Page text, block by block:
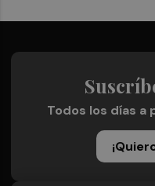
Todos los días a